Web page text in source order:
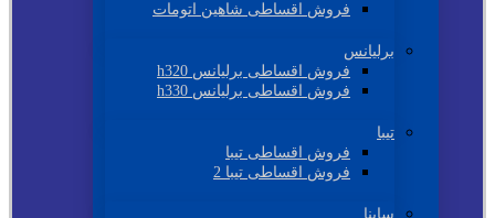
فروش اقساطی شاهین اتومات
برلیانس
فروش اقساطی برلیانس h320
فروش اقساطی برلیانس h330
تیبا
فروش اقساطی تیبا
فروش اقساطی تیبا 2
ساینا